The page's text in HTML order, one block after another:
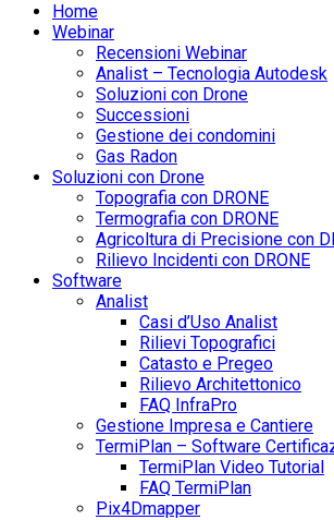
Home
Webinar
Recensioni Webinar
Analist – Tecnologia Autodesk
Soluzioni con Drone
Successioni
Gestione dei condomini
Gas Radon
Soluzioni con Drone
Topografia con DRONE
Termografia con DRONE
Agricoltura di Precisione con
Rilievo Incidenti con DRONE
Software
Analist
Casi d’Uso Analist
Rilievi Topografici
Catasto e Pregeo
Rilievo Architettonico
FAQ InfraPro
Gestione Impresa e Cantiere
TermiPlan – Software
TermiPlan Video Tutorial
FAQ TermiPlan
Pix4Dmapper